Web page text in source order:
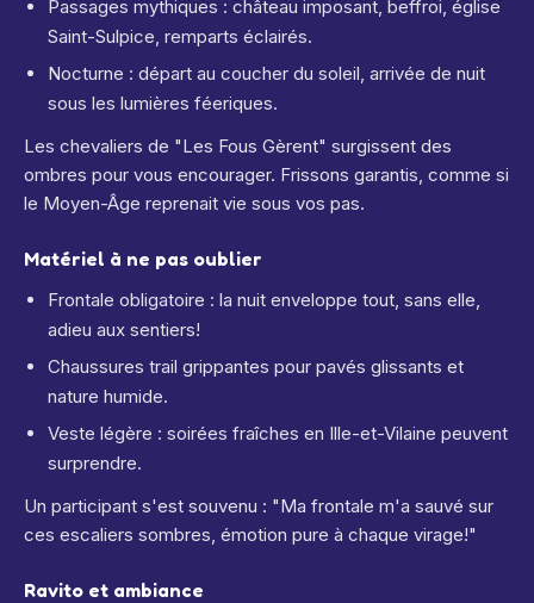
Passages mythiques : château imposant, beffroi, église
Saint-Sulpice, remparts éclairés.
Nocturne : départ au coucher du soleil, arrivée de nuit
sous les lumières féeriques.
Les chevaliers de "Les Fous Gèrent" surgissent des
ombres pour vous encourager. Frissons garantis, comme si
le Moyen-Âge reprenait vie sous vos pas.
Matériel à ne pas oublier
Frontale obligatoire : la nuit enveloppe tout, sans elle,
adieu aux sentiers!
Chaussures trail grippantes pour pavés glissants et
nature humide.
Veste légère : soirées fraîches en Ille-et-Vilaine peuvent
surprendre.
Un participant s'est souvenu : "Ma frontale m'a sauvé sur
ces escaliers sombres, émotion pure à chaque virage!"
Ravito et ambiance